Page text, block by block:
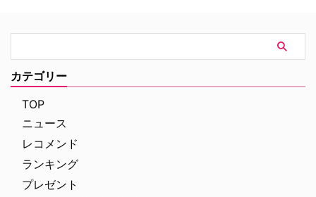
「スターヴ・エイカー」は、家族
に対して奇妙な力を及ぼしている
ように思われる。ある日、彼らの
幼い息子オーウェンは喘息発作に
そ …
る新たなチャンネルパッケージサ
ービス「プレミアTVパック」の
の高い犯罪捜査ドラマや放送には
カテゴリー
TOP
ニュース
レコメンド
ランキング
プレゼント